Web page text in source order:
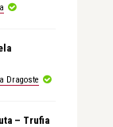
Dragoste
– Trufia